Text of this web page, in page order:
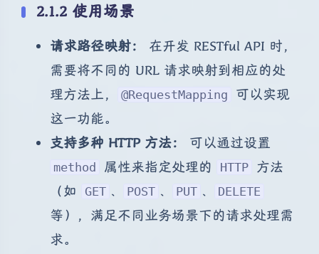
2.1.2 使用场景
请求路径映射：
在开发 RESTful API 时，
需要将不同的 URL 请求映射到相应的处
理方法上，
@RequestMapping
可以实现
这一功能。
支持多种 HTTP 方法：
可以通过设置
method 属性来指定处理的 HTTP
方法
（如
GET 、 POST 、 PUT 、 DELETE
等），满足不同业务场景下的请求处理需
求。